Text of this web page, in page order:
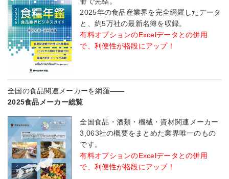
2025年の食品産業界を完全網羅したデータ
と、約5万社の最新名簿を収録。
有料オプションのExcelデータとの併用
で、利便性が格段にアップ！
全国の食品関連メーカーを網羅――
2025食品メーカー総覧
全国食品・酒類・機械・資材関連メーカー
3,063社の概要をまとめた業界唯一のもの
です。
有料オプションのExcelデータとの併用
で、利便性が格段にアップ！